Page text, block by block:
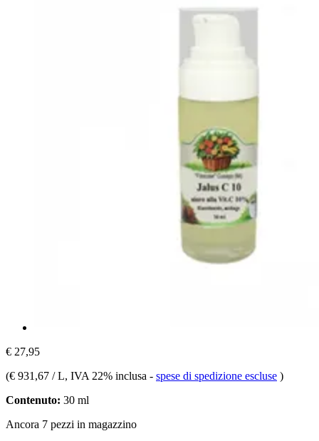
€ 27,95
(€ 931,67 / L, IVA 22% inclusa - spese di spedizione escluse )
Contenuto: 30 ml
Ancora 7 pezzi in magazzino